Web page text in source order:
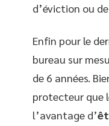
d’éviction ou
Enfin pour le
bureau sur
de 6 années.
protecteur que
l’avantage d’